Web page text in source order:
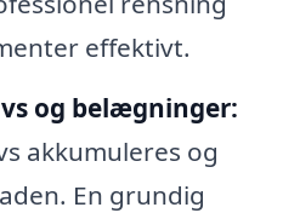
effektivt.
og belægninger:
akkumuleres og
En grundig